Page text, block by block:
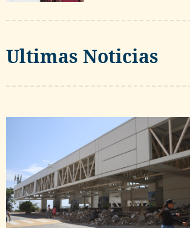
Ultimas Noticias